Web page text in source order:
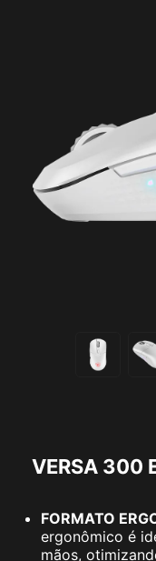
VERSA 300
FORMATO
ergonômico é
mãos,